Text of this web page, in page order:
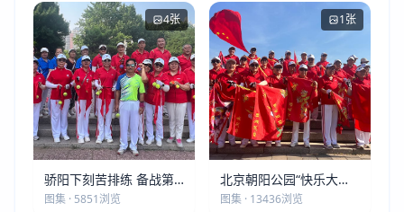
4张
骄阳下刻苦排练 备战第
五届莫斯科世界大健康运
图集 · 5851浏览
1张
北京朝阳公园“快乐大本
营”建党105周年庆祝活动
图集 · 13436浏览